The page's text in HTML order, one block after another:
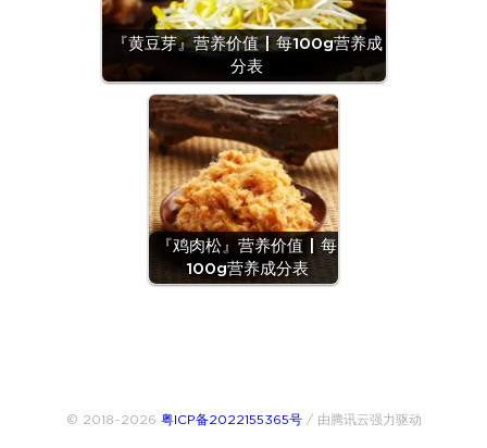
『黄豆芽』营养价值 | 每100g营养成
分表
『鸡肉松』营养价值 | 每
100g营养成分表
© 2018~2026 粤ICP备2022155365号/ 由腾讯云强力驱动